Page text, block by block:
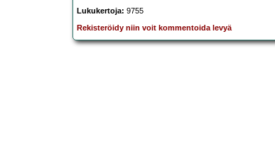
Lukukertoja: 9755
Rekisteröidy niin voit kommentoida levyä